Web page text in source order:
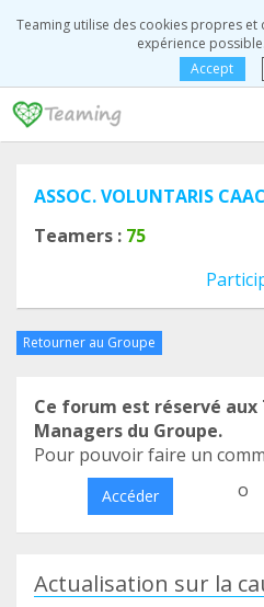
Teaming utilise des cookies propres
expérience possible.
Accept
ASSOC. VOLUNTARIS
Teamers : 75
Retourner au Groupe
Ce forum est réservé
Managers du Groupe.
Pour pouvoir faire un
Accéder o
Actualisation sur la